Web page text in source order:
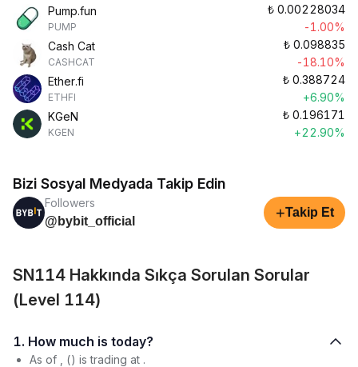
Pump.fun
PUMP
₺ 0.00228034
-1.00%
Cash Cat
CASHCAT
₺ 0.098835
-18.10%
Ether.fi
ETHFI
₺ 0.388724
+6.90%
KGeN
KGEN
₺ 0.196171
+22.90%
Bizi Sosyal Medyada Takip Edin
Followers
@bybit_official
+Takip Et
SN114 Hakkında Sıkça Sorulan Sorular
(Level 114)
1. How much is today?
As of , () is trading at .